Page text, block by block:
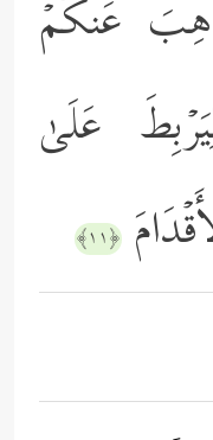
عَنكُمۡ
عَلَىٰ
﴿١١﴾